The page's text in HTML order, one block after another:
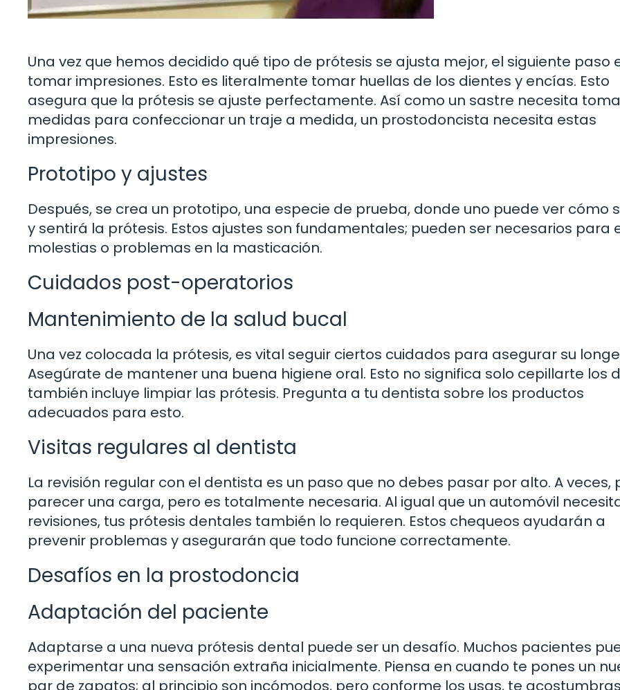
Una vez que hemos decidido qué tipo de prótesis se ajusta mejor, el siguiente paso
tomar impresiones. Esto es literalmente tomar huellas de los dientes y encías. Esto
asegura que la prótesis se ajuste perfectamente. Así como un sastre necesita
medidas para confeccionar un traje a medida, un prostodoncista necesita estas
impresiones.
Prototipo y ajustes
Después, se crea un prototipo, una especie de prueba, donde uno puede ver cómo
y sentirá la prótesis. Estos ajustes son fundamentales; pueden ser necesarios para
molestias o problemas en la masticación.
Cuidados post-operatorios
Mantenimiento de la salud bucal
Una vez colocada la prótesis, es vital seguir ciertos cuidados para asegurar su
Asegúrate de mantener una buena higiene oral. Esto no significa solo cepillarte los
también incluye limpiar las prótesis. Pregunta a tu dentista sobre los productos
adecuados para esto.
Visitas regulares al dentista
La revisión regular con el dentista es un paso que no debes pasar por alto. A veces,
parecer una carga, pero es totalmente necesaria. Al igual que un automóvil
revisiones, tus prótesis dentales también lo requieren. Estos chequeos ayudarán a
prevenir problemas y asegurarán que todo funcione correctamente.
Desafíos en la prostodoncia
Adaptación del paciente
Adaptarse a una nueva prótesis dental puede ser un desafío. Muchos pacientes
experimentar una sensación extraña inicialmente. Piensa en cuando te pones un
par de zapatos; al principio son incómodos, pero conforme los usas, te